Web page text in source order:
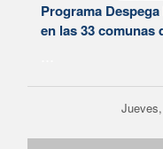
Programa
en las 33 comunas